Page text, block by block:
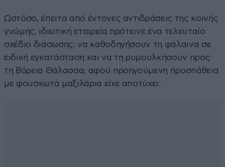
Ωστόσο, έπειτα από έντονες αντιδράσεις της κοινής
γνώμης, ιδιωτική εταιρεία πρότεινε ένα τελευταίο
σχέδιο διάσωσης: να καθοδηγήσουν τη φάλαινα σε
ειδική εγκατάσταση και να τη ρυμουλκήσουν προς
τη Βόρεια Θάλασσα, αφού προηγούμενη προσπάθεια
με φουσκωτά μαξιλάρια είχε αποτύχει.